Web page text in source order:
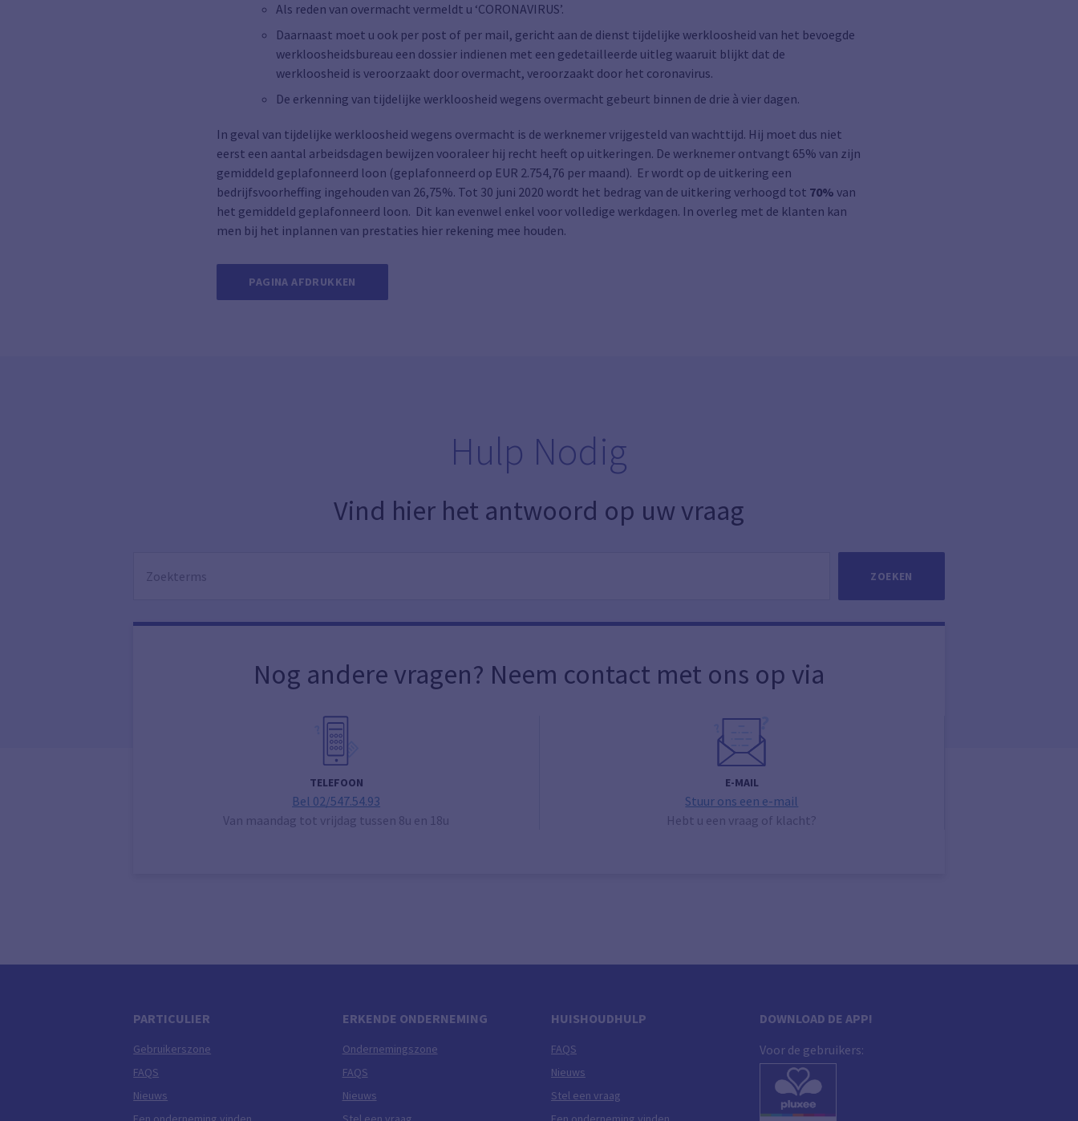
Als reden van overmacht vermeldt u ‘CORONAVIRUS’.
Daarnaast moet u ook per post of per mail, gericht aan de dienst tijdelijke werkloosheid van het bevoegde
werkloosheidsbureau een dossier indienen met een gedetailleerde uitleg waaruit blijkt dat de
werkloosheid is veroorzaakt door overmacht, veroorzaakt door het coronavirus.
De erkenning van tijdelijke werkloosheid wegens overmacht gebeurt binnen de drie à vier dagen.
In geval van tijdelijke werkloosheid wegens overmacht is de werknemer vrijgesteld van wachttijd. Hij moet dus niet
eerst een aantal arbeidsdagen bewijzen vooraleer hij recht heeft op uitkeringen. De werknemer ontvangt 65% van zijn
gemiddeld geplafonneerd loon (geplafonneerd op EUR 2.754,76 per maand). Er wordt op de uitkering een
bedrijfsvoorheffing ingehouden van 26,75%. Tot 30 juni 2020 wordt het bedrag van de uitkering verhoogd tot 70% van
het gemiddeld geplafonneerd loon. Dit kan evenwel enkel voor volledige werkdagen. In overleg met de klanten kan
men bij het inplannen van prestaties hier rekening mee houden.
PAGINA AFDRUKKEN
Hulp Nodig
Vind hier het antwoord op uw vraag
ZOEKEN
Nog andere vragen? Neem contact met ons op via
TELEFOON
Bel 02/547.54.93
Van maandag tot vrijdag tussen 8u en 18u
E-MAIL
Stuur ons een e-mail
Hebt u een vraag of klacht?
PARTICULIER
Gebruikerszone
FAQS
Nieuws
ERKENDE ONDERNEMING
Ondernemingszone
FAQS
Nieuws
HUISHOUDHULP
FAQS
Nieuws
Stel een vraag
DOWNLOAD DE APP!
Voor de gebruikers: